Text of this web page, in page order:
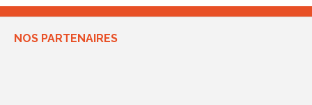
NOS PARTENAIRES